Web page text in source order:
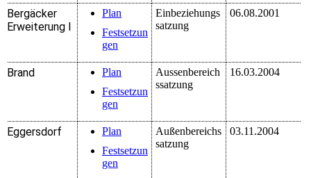
Bergäcker
Erweiterung I
Plan
Festsetzun
gen
Einbeziehungs
satzung
06.08.2001
Brand
Plan
Festsetzun
gen
Aussenbereich
ssatzung
16.03.2004
Eggersdorf
Plan
Festsetzun
gen
Außenbereichs
satzung
03.11.2004